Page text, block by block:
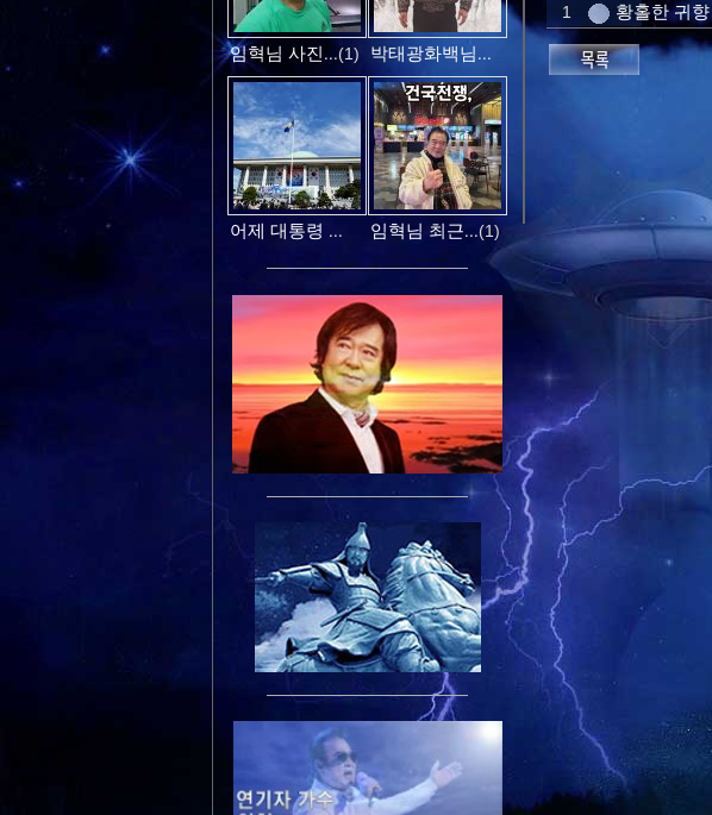
임혁님 사진...(1) 박태광화백님...
어제 대통령 ... 임혁님 최근...(1)
1 황홀한 귀향